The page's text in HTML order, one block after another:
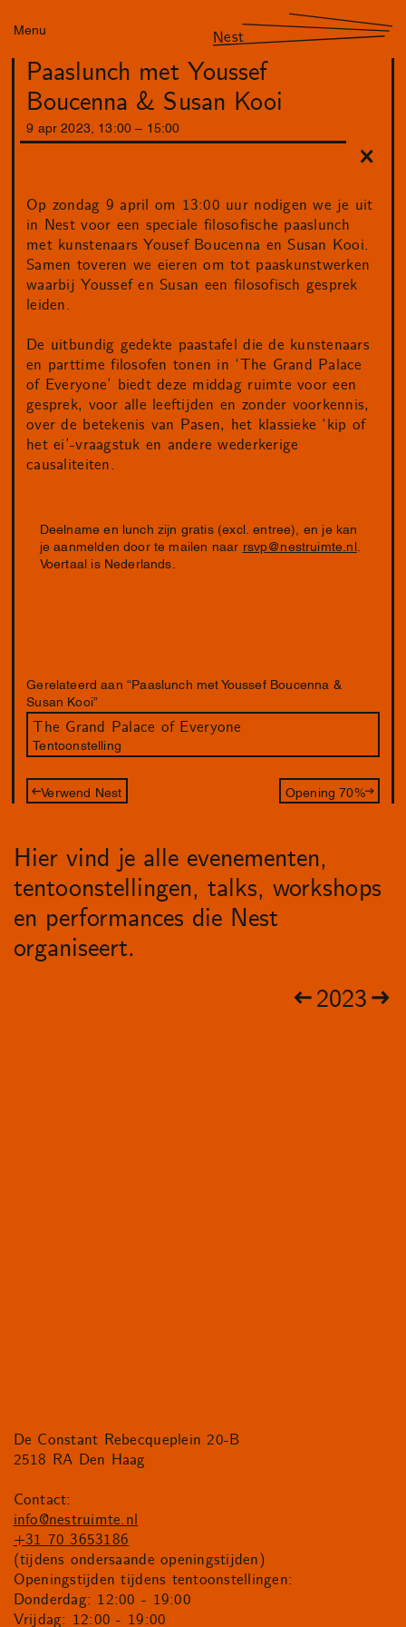
Menu Nest
Paaslunch met Youssef
Boucenna & Susan Kooi
9 apr 2023 13 :00 15 :00
Op zondag 9 april om 13:00 uur nodigen we je uit
in Nest voor een speciale filosofische paaslunch
met kunstenaars Yousef Boucenna en Susan Kooi.
Samen toveren we eieren om tot paaskunstwerken
waarbij Youssef en Susan een filosofisch gesprek
leiden.
De uitbundig gedekte paastafel die de kunstenaars
en parttime filosofen tonen in ‘The Grand Palace
of Everyone’ biedt deze middag ruimte voor een
gesprek, voor alle leeftijden en zonder voorkennis,
over de betekenis van Pasen, het klassieke ‘kip of
het ei’-vraagstuk en andere wederkerige
causaliteiten.
Deelname en lunch zijn gratis (excl. entree), en je kan
je aanmelden door te mailen naar rsvp@nestruimte.nl
Voertaal is Nederlands.
Gerelateerd aan “Paaslunch met Youssef Boucenna &
Susan Kooi”
The Grand Palace of Everyone
Tentoonstelling
Verwend Nest Opening 70%
Hier vind je alle evenementen,
tentoonstellingen, talks, workshops
en performances die Nest
organiseert.
2023
De Constant Rebecqueplein 20-B
2518 RA Den Haag
Contact:
info@nestruimte.nl
+31 70 3653186
(tijdens ondersaande openingstijden)
Openingstijden tijdens tentoonstellingen:
Donderdag: 12:00 - 19:00
Vrijdag: 12:00 - 19:00